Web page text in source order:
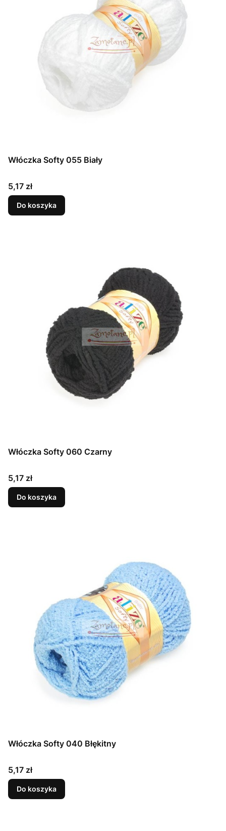
Włóczka Softy 055 Biały
Cena
5,17 zł
Do koszyka
Włóczka Softy 060 Czarny
Cena
5,17 zł
Do koszyka
Włóczka Softy 040 Błękitny
Cena
5,17 zł
Do koszyka